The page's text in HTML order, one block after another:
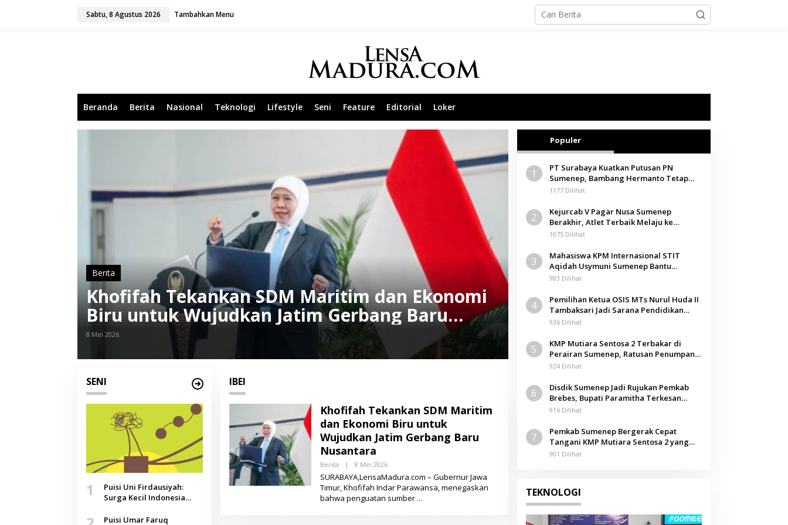
Sabtu, 8 Agustus 2026 Tambahkan Menu
Beranda Berita Nasional Teknologi Lifestyle Seni Feature Editorial Loker
Berita
Khofifah Tekankan SDM Maritim dan Ekonomi
Biru untuk Wujudkan Jatim Gerbang Baru
Nusantara
8 Mei 2026
SENI
1
Puisi Uni Firdausiyah:
Surga Kecil Indonesia
Doa yang Jauh, Narasi
Puisi Umar Faruq
IBEI
Khofifah Tekankan SDM Maritim
dan Ekonomi Biru untuk
Wujudkan Jatim Gerbang Baru
Nusantara
Berita | 8 Mei 2026O
E
H
M
SURABAYA,LensaMadura.com – Gubernur Jawa
Timur, Khofifah Indar Parawansa, menegaskan
bahwa penguatan sumber
Populer
1
PT Surabaya Kuatkan Putusan PN
Sumenep, Bambang Hermanto Tetap
Dinyatakan Pemilik Sah Tanah di
1177 Dilihat
2
Kejurcab V Pagar Nusa Sumenep
Berakhir, Atlet Terbaik Melaju ke
Kejurwil Jatim
1075 Dilihat
3
Mahasiswa KPM Internasional STIT
Aqidah Usymuni Sumenep Bantu
Pengurusan Jenazah WNI di Malaysia
983 Dilihat
4
Pemilihan Ketua OSIS MTs Nurul Huda II
Tambaksari Jadi Sarana Pendidikan
Demokrasi bagi Siswa
936 Dilihat
5
KMP Mutiara Sentosa 2 Terbakar di
Perairan Sumenep, Ratusan Penumpang
Dievakuasi
924 Dilihat
6
Disdik Sumenep Jadi Rujukan Pemkab
Brebes, Bupati Paramitha Terkesan
Pendidikan Berbasis Budaya
916 Dilihat
7
Pemkab Sumenep Bergerak Cepat
Tangani KMP Mutiara Sentosa 2 yang
Terbakar
901 Dilihat
TEKNOLOGI